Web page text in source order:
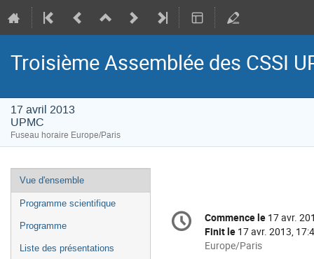
Troisième Assemblée des CSSI
17 avril 2013
UPMC
Fuseau horaire Europe/Paris
Menu
de
l'événement
Vue d'ensemble
Programme scientifique
Programme
Liste des présentations
Information
de
Date/Heure
Commence le 17 avr.
Finit le 17 avr. 2013,
Toutes
Europe/Paris